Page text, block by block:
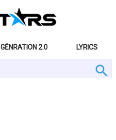
GÉNRATION 2.0 LYRICS